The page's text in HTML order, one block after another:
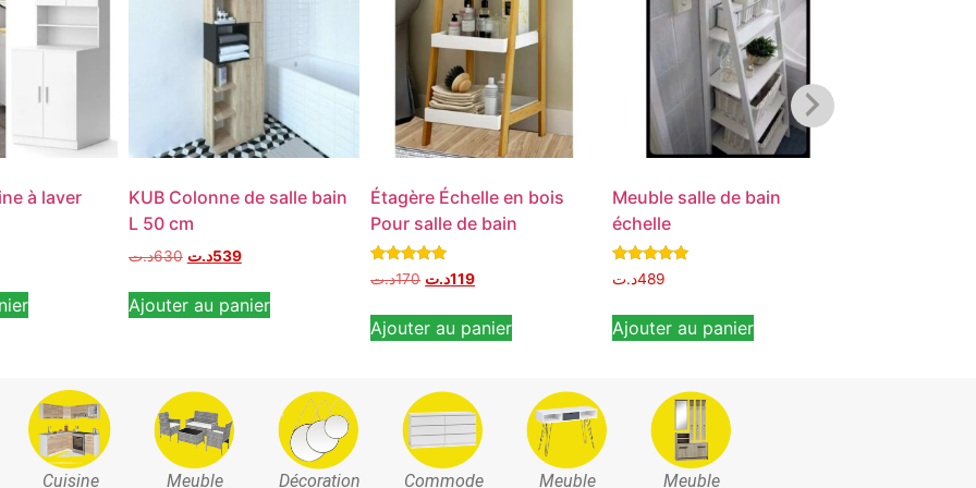
à laver
KUB Colonne de salle bain
L 50 cm
630د.ت 539د.ت
Ajouter au panier
Étagère Échelle en bois
Pour salle de bain
Note
5.00
170د.ت 119د.ت
Ajouter au panier
Meuble salle de bain
échelle
Note
4.67
489د.ت
Ajouter au panier
Cuisine Meuble Décoration Commode Meuble Meuble